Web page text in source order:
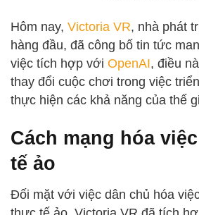
Hôm nay, Victoria VR, nhà phát
hàng đầu, đã công bố tin tức
việc tích hợp với OpenAI, điều
thay đổi cuộc chơi trong việc
thực hiện các khả năng của thế
Cách mạng hóa
tế ảo
Đối mặt với việc dân chủ hóa